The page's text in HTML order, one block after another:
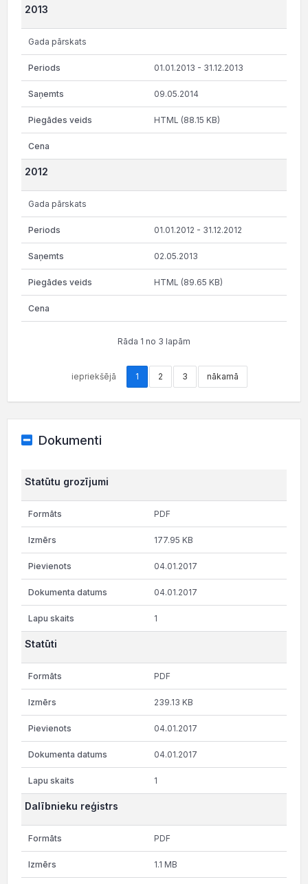
2013
Gada pārskats
01.01.2013 - 31.12.2013
09.05.2014
HTML (88.15 KB)
2012
Gada pārskats
01.01.2012 - 31.12.2012
02.05.2013
HTML (89.65 KB)
Rāda 1 no 3 lapām
iepriekšējā 1 2 3 nākamā
Dokumenti
Statūtu grozījumi
PDF
177.95 KB
04.01.2017
04.01.2017
1
Statūti
PDF
239.13 KB
04.01.2017
04.01.2017
1
Dalībnieku reģistrs
PDF
1.1 MB